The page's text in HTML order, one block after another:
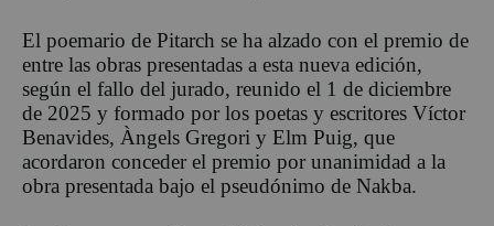
El poemario de Pitarch se ha alzado con el premio de
entre las obras presentadas a esta nueva edición,
según el fallo del jurado, reunido el 1 de diciembre
de 2025 y formado por los poetas y escritores Víctor
Benavides, Àngels Gregori y Elm Puig, que
acordaron conceder el premio por unanimidad a la
obra presentada bajo el pseudónimo de Nakba.